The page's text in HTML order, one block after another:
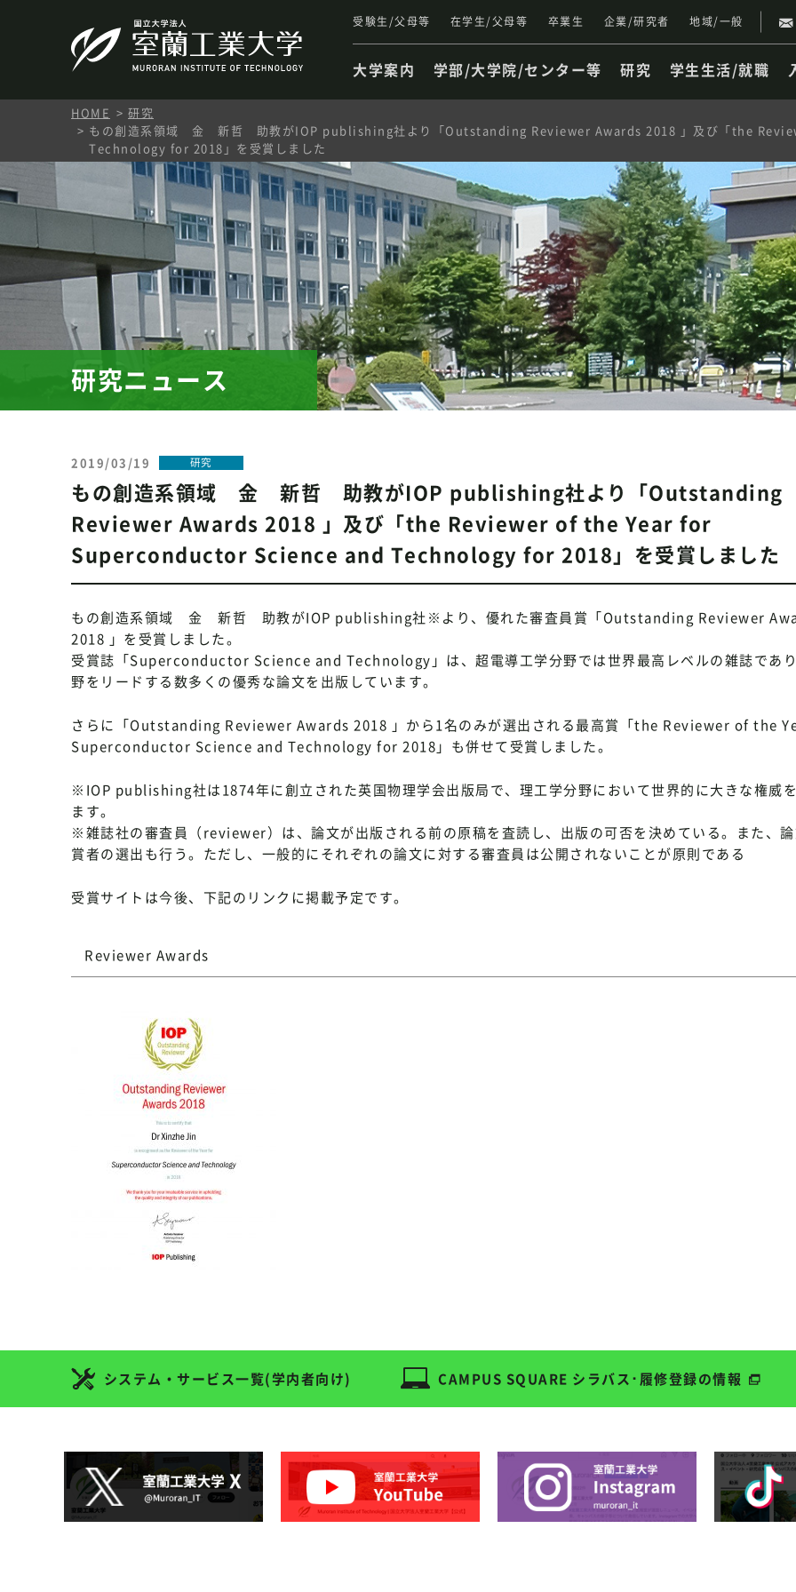
受験生/父母等 在学生/父母等 卒業生 企業/研究者 地域/一般
大学案内 学部/大学院/センター等 研究 学生生活/就職
HOME
研究
もの創造系領域 金 新哲 助教がIOP publishing社より「Outstanding Reviewer Awards 2018 」及び「the
Technology for 2018」を受賞しました
研究ニュース
2019/03/19 研究
もの創造系領域 金 新哲 助教がIOP publishing社より「Outstanding
Reviewer Awards 2018 」及び「the Reviewer of the Year for
Superconductor Science and Technology for 2018」を受賞しました
もの創造系領域 金 新哲 助教がIOP publishing社※より、優れた審査員賞「Outstanding Reviewer
2018 」を受賞しました。
受賞誌「Superconductor Science and Technology」は、超電導工学分野では世界最高レベルの雑誌であ
野をリードする数多くの優秀な論文を出版しています。
さらに「Outstanding Reviewer Awards 2018 」から1名のみが選出される最高賞「the Reviewer of the
Superconductor Science and Technology for 2018」も併せて受賞しました。
※IOP publishing社は1874年に創立された英国物理学会出版局で、理工学分野において世界的に大きな権威
ます。
※雑誌社の審査員（reviewer）は、論文が出版される前の原稿を査読し、出版の可否を決めている。また、
賞者の選出も行う。ただし、一般的にそれぞれの論文に対する審査員は公開されないことが原則である
受賞サイトは今後、下記のリンクに掲載予定です。
Reviewer Awards
システム・サービス一覧(学内者向け) CAMPUS SQUARE シラバス･履修登録の情報